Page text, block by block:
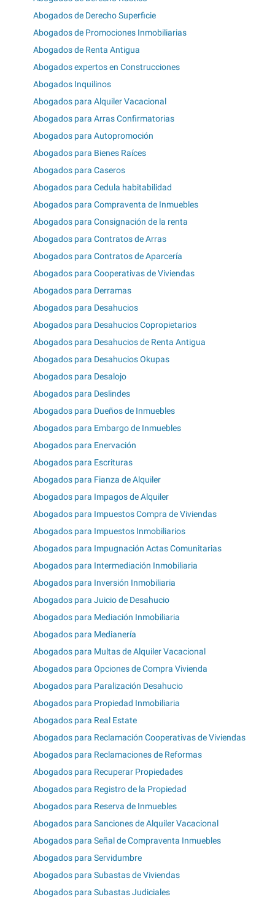
Abogados de Derecho Superficie
Abogados de Promociones Inmobiliarias
Abogados de Renta Antigua
Abogados expertos en Construcciones
Abogados Inquilinos
Abogados para Alquiler Vacacional
Abogados para Arras Confirmatorias
Abogados para Autopromoción
Abogados para Bienes Raíces
Abogados para Caseros
Abogados para Cedula habitabilidad
Abogados para Compraventa de Inmuebles
Abogados para Consignación de la renta
Abogados para Contratos de Arras
Abogados para Contratos de Aparcería
Abogados para Cooperativas de Viviendas
Abogados para Derramas
Abogados para Desahucios
Abogados para Desahucios Copropietarios
Abogados para Desahucios de Renta Antigua
Abogados para Desahucios Okupas
Abogados para Desalojo
Abogados para Deslindes
Abogados para Dueños de Inmuebles
Abogados para Embargo de Inmuebles
Abogados para Enervación
Abogados para Escrituras
Abogados para Fianza de Alquiler
Abogados para Impagos de Alquiler
Abogados para Impuestos Compra de Viviendas
Abogados para Impuestos Inmobiliarios
Abogados para Impugnación Actas Comunitarias
Abogados para Intermediación Inmobiliaria
Abogados para Inversión Inmobiliaria
Abogados para Juicio de Desahucio
Abogados para Mediación Inmobiliaria
Abogados para Medianería
Abogados para Multas de Alquiler Vacacional
Abogados para Opciones de Compra Vivienda
Abogados para Paralización Desahucio
Abogados para Propiedad Inmobiliaria
Abogados para Real Estate
Abogados para Reclamación Cooperativas de Viviendas
Abogados para Reclamaciones de Reformas
Abogados para Recuperar Propiedades
Abogados para Registro de la Propiedad
Abogados para Reserva de Inmuebles
Abogados para Sanciones de Alquiler Vacacional
Abogados para Señal de Compraventa Inmuebles
Abogados para Servidumbre
Abogados para Subastas de Viviendas
Abogados para Subastas Judiciales